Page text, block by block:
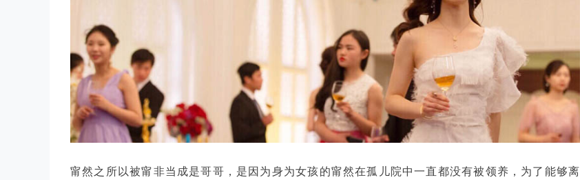
甯然之所以被甯非当成是哥哥，是因为身为女孩的甯然在孤儿院中一直都没有被领养，为了能够离